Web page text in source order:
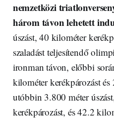
nemzetközi
három távon lehetett
úszást, 40 kilométer
szaladást teljesítendő
ironman távon, előbbi
kilométer kerékpározást
utóbbin 3.800 méter
kerékpározást, és 42.2